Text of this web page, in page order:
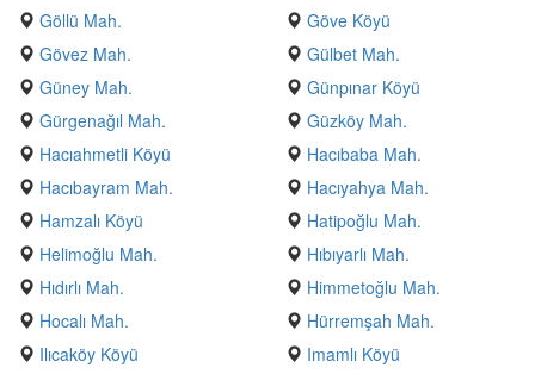
Göllü Mah.
Göve Köyü
Gövez Mah.
Gülbet Mah.
Güney Mah.
Günpınar Köyü
Gürgenağıl Mah.
Güzköy Mah.
Hacıahmetli Köyü
Hacıbaba Mah.
Hacıbayram Mah.
Hacıyahya Mah.
Hamzalı Köyü
Hatipoğlu Mah.
Helimoğlu Mah.
Hıbıyarlı Mah.
Hıdırlı Mah.
Himmetoğlu Mah.
Hocalı Mah.
Hürremşah Mah.
Ilıcaköy Köyü
Imamlı Köyü